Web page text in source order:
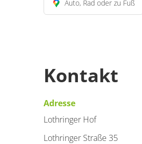
Auto, Rad oder zu Fuß
Kontakt
Adresse
Lothringer Hof
Lothringer Straße 35